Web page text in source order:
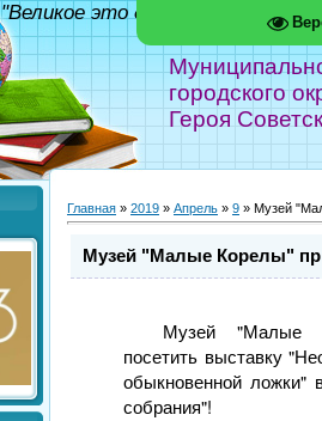
городского
Героя
"Великое это дело - школа!"
Главная » 2019 » Апрель » 9 » Музей
Музей "Малые Корелы"
Музей "Малые
посетить выставку
обыкновенной ложки"
собрания"!